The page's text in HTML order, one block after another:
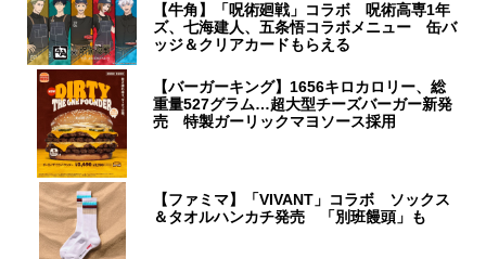
【牛角】「呪術廻戦」コラボ 呪術高専1年
ズ、七海建人、五条悟コラボメニュー 缶バ
ッジ＆クリアカードもらえる
【バーガーキング】1656キロカロリー、総
重量527グラム…超大型チーズバーガー新発
売 特製ガーリックマヨソース採用
【ファミマ】「VIVANT」コラボ ソックス
＆タオルハンカチ発売 「別班饅頭」も